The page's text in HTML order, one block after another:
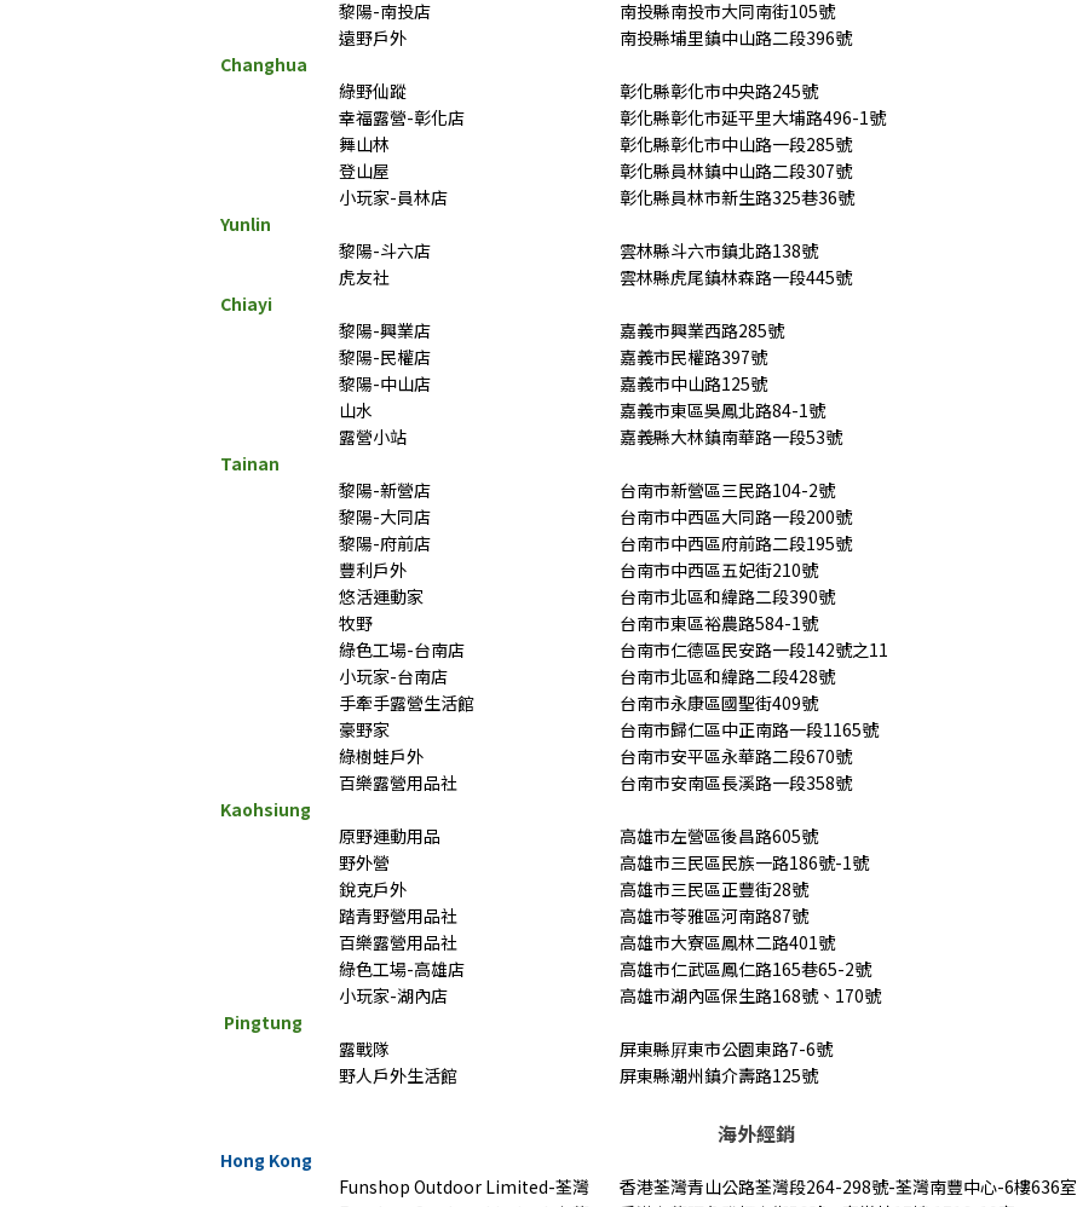
黎陽-南投店
南投縣南投市大同南街105號
遠野戶外
南投縣埔里鎮中山路二段396號
Changhua
綠野仙蹤
彰化縣彰化市中央路245號
幸福露營-彰化店
彰化縣彰化市延平里大埔路496-1號
舞山林
彰化縣彰化市中山路一段285號
登山屋
彰化縣員林鎮中山路二段307號
小玩家-員林店
彰化縣員林市新生路325巷36號
Yunlin
黎陽-斗六店
雲林縣斗六市鎮北路138號
虎友社
雲林縣虎尾鎮林森路一段445號
Chiayi
黎陽-興業店
嘉義市興業西路285號
黎陽-民權店
嘉義市民權路397號
黎陽-中山店
嘉義市中山路125號
山水
嘉義市東區吳鳳北路84-1號
露營小站
嘉義縣大林鎮南華路一段53號
Tainan
黎陽-新營店
台南市新營區三民路104-2號
黎陽-大同店
台南市中西區大同路一段200號
黎陽-府前店
台南市中西區府前路二段195號
豐利戶外
台南市中西區五妃街210號
悠活運動家
台南市北區和緯路二段390號
牧野
台南市東區裕農路584-1號
綠色工場-台南店
台南市仁德區民安路一段142號之11
小玩家-台南店
台南市北區和緯路二段428號
手牽手露營生活館
台南市永康區國聖街409號
豪野家
台南市歸仁區中正南路一段1165號
綠樹蛙戶外
台南市安平區永華路二段670號
百樂露營用品社
台南市安南區長溪路一段358號
Kaohsiung
原野運動用品
高雄市左營區後昌路605號
野外營
高雄市三民區民族一路186號-1號
銳克戶外
高雄市三民區正豐街28號
踏青野營用品社
高雄市苓雅區河南路87號
百樂露營用品社
高雄市大寮區鳳林二路401號
綠色工場-高雄店
高雄市仁武區鳳仁路165巷65-2號
小玩家-湖內店
高雄市湖內區保生路168號、170號
Pingtung
露戰隊
屏東縣屛東市公園東路7-6號
野人戶外生活館
屏東縣潮州鎮介壽路125號
海外經銷
Hong Kong
Funshop Outdoor Limited-荃灣
香港荃灣青山公路荃灣段264-298號-荃灣南豐中心-6樓636室